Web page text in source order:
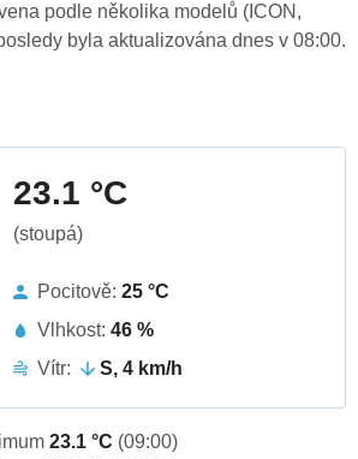
podle několika modelů (ICON,
byla aktualizována dnes v 08:00.
23.1 °C
(stoupá)
Pocitově: 25 °C
Vlhkost: 46 %
Vítr:
S, 4 km/h
23.1 °C (09:00)